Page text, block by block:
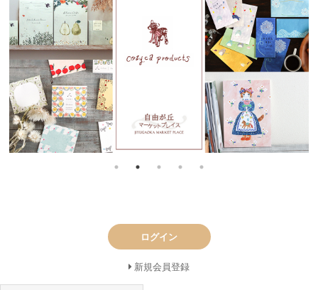
ログイン
新規会員登録